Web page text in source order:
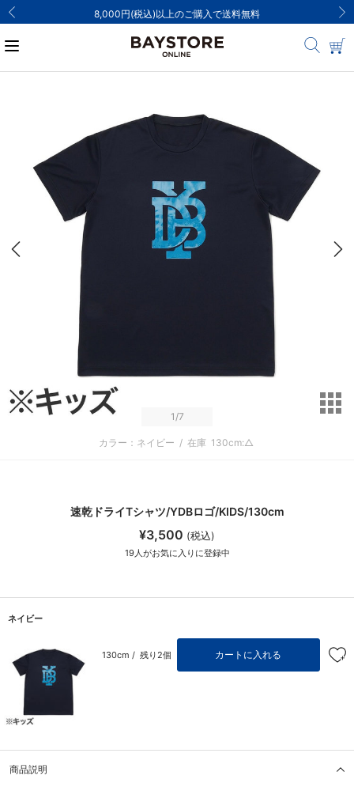
8,000円(税込)以上のご購入で送料無料
1/7
カラー：ネイビー / 在庫 130cm:△
速乾ドライTシャツ/YDBロゴ/KIDS/130cm
¥3,500 (税込)
19人がお気に入りに登録中
ネイビー
130cm / 残り2個 カートに入れる
商品説明